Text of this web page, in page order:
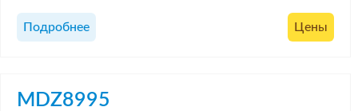
Подробнее Цены
MDZ8995